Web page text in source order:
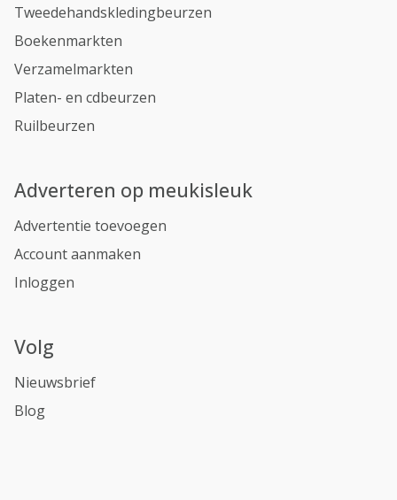
Tweedehandskledingbeurzen
Boekenmarkten
Verzamelmarkten
Platen- en cdbeurzen
Ruilbeurzen
Adverteren op meukisleuk
Advertentie toevoegen
Account aanmaken
Inloggen
Volg
Nieuwsbrief
Blog